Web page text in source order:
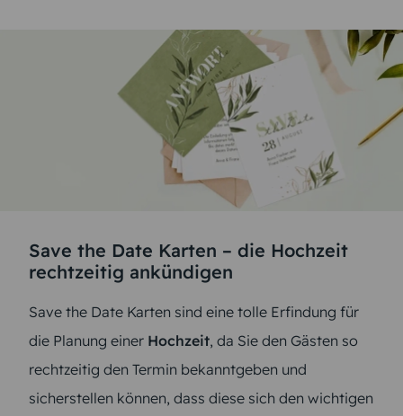
Save the Date Karten – die Hochzeit
rechtzeitig ankündigen
Save the Date Karten sind eine tolle Erfindung für
die Planung einer Hochzeit, da Sie den Gästen so
rechtzeitig den Termin bekanntgeben und
sicherstellen können, dass diese sich den wichtigen